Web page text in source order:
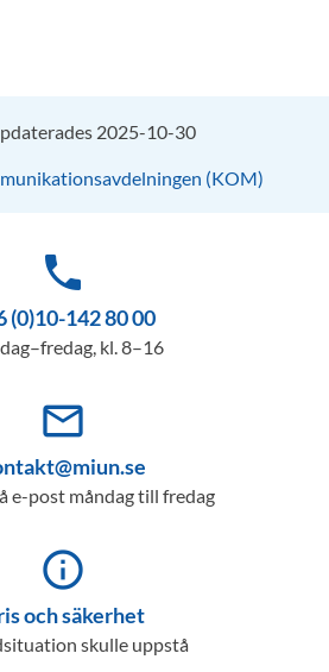
2025-10-30
(KOM)
phone
(0)10-142 80 00
kl. 8–16
mail_outline
e-post måndag till fredag
info_outline
och säkerhet
skulle uppstå